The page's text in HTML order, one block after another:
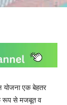
योजना एक बेहतर
रूप से मजबूत व